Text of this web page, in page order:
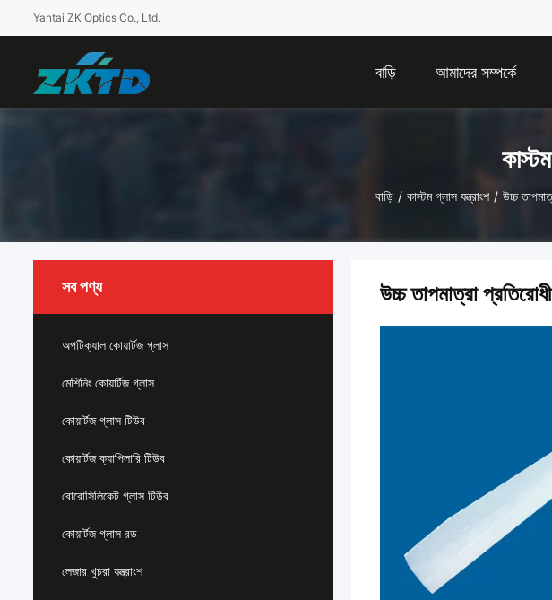
Yantai ZK Optics Co., Ltd.
বাড়ি আমাদের সম্পর্কে
বাড়ি / কাস্টম গ্লাস যন্ত্রাংশ / উচ্চ
সব পণ্য
অপটিক্যাল কোয়ার্টজ গ্লাস
মেশিনিং কোয়ার্টজ গ্লাস
কোয়ার্টজ গ্লাস টিউব
কোয়ার্টজ ক্যাপিলারি টিউব
বোরোসিলিকেট গ্লাস টিউব
কোয়ার্টজ গ্লাস রড
লেজার খুচরা যন্ত্রাংশ
উচ্চ তাপমাত্রা